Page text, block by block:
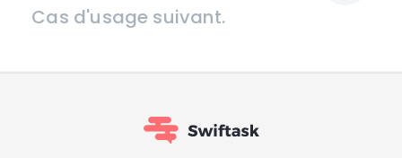
Cas d'usage suivant.